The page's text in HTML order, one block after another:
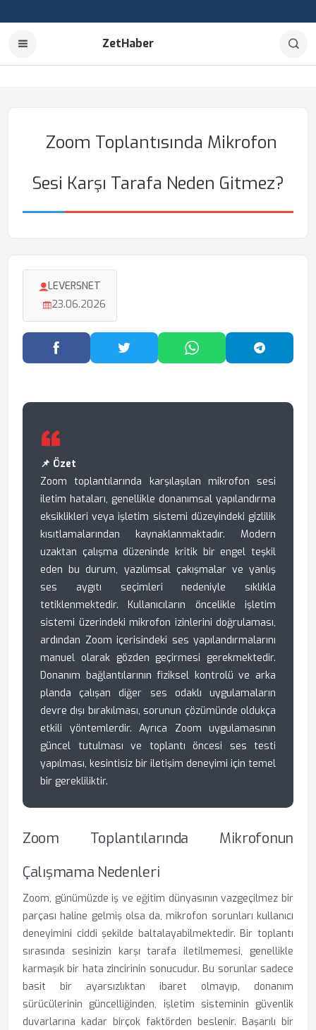
ZetHaber
Zoom Toplantısında Mikrofon
Sesi Karşı Tarafa Neden Gitmez?
LEVERSNET
23.06.2026
Facebook'ta PaylaşTwitter'da PaylaşWhatsApp'ta Paylaş
📌 Özet
Zoom toplantılarında karşılaşılan mikrofon sesi
iletim hataları, genellikle donanımsal yapılandırma
eksiklikleri veya işletim sistemi düzeyindeki gizlilik
kısıtlamalarından kaynaklanmaktadır. Modern
uzaktan çalışma düzeninde kritik bir engel teşkil
eden bu durum, yazılımsal çakışmalar ve yanlış
ses aygıtı seçimleri nedeniyle sıklıkla
tetiklenmektedir. Kullanıcıların öncelikle işletim
sistemi üzerindeki mikrofon izinlerini doğrulaması,
ardından Zoom içerisindeki ses yapılandırmalarını
manuel olarak gözden geçirmesi gerekmektedir.
Donanım bağlantılarının fiziksel kontrolü ve arka
planda çalışan diğer ses odaklı uygulamaların
devre dışı bırakılması, sorunun çözümünde oldukça
etkili yöntemlerdir. Ayrıca Zoom uygulamasının
güncel tutulması ve toplantı öncesi ses testi
yapılması, kesintisiz bir iletişim deneyimi için temel
bir gerekliliktir.
Zoom Toplantılarında Mikrofonun
Çalışmama Nedenleri
Zoom, günümüzde iş ve eğitim dünyasının vazgeçilmez bir
parçası haline gelmiş olsa da, mikrofon sorunları kullanıcı
deneyimini ciddi şekilde baltalayabilmektedir. Bir toplantı
sırasında sesinizin karşı tarafa iletilmemesi, genellikle
karmaşık bir hata zincirinin sonucudur. Bu sorunlar sadece
basit bir ayarsızlıktan ibaret olmayıp, donanım
sürücülerinin güncelliğinden, işletim sisteminin güvenlik
duvarlarına kadar birçok faktörden beslenir. Başarılı bir